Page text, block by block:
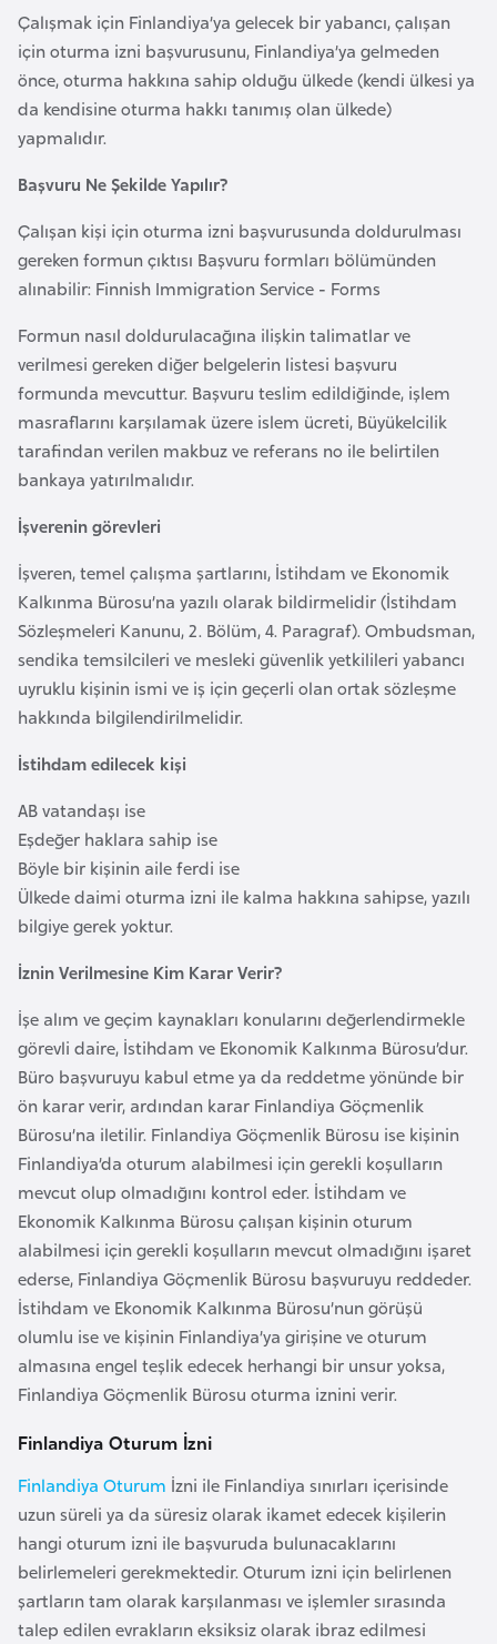
Çalışmak için Finlandiya’ya gelecek bir yabancı, çalışan
için oturma izni başvurusunu, Finlandiya’ya gelmeden
önce, oturma hakkına sahip olduğu ülkede (kendi ülkesi ya
da kendisine oturma hakkı tanımış olan ülkede)
yapmalıdır.
Başvuru Ne Şekilde Yapılır?
Çalışan kişi için oturma izni başvurusunda doldurulması
gereken formun çıktısı Başvuru formları bölümünden
alınabilir: Finnish Immigration Service - Forms
Formun nasıl doldurulacağına ilişkin talimatlar ve
verilmesi gereken diğer belgelerin listesi başvuru
formunda mevcuttur. Başvuru teslim edildiğinde, işlem
masraflarını karşılamak üzere islem ücreti, Büyükelcilik
tarafindan verilen makbuz ve referans no ile belirtilen
bankaya yatırılmalıdır.
İşverenin görevleri
İşveren, temel çalışma şartlarını, İstihdam ve Ekonomik
Kalkınma Bürosu’na yazılı olarak bildirmelidir (İstihdam
Sözleşmeleri Kanunu, 2. Bölüm, 4. Paragraf). Ombudsman,
sendika temsilcileri ve mesleki güvenlik yetkilileri yabancı
uyruklu kişinin ismi ve iş için geçerli olan ortak sözleşme
hakkında bilgilendirilmelidir.
İstihdam edilecek kişi
AB vatandaşı ise
Eşdeğer haklara sahip ise
Böyle bir kişinin aile ferdi ise
Ülkede daimi oturma izni ile kalma hakkına sahipse, yazılı
bilgiye gerek yoktur.
İznin Verilmesine Kim Karar Verir?
İşe alım ve geçim kaynakları konularını değerlendirmekle
görevli daire, İstihdam ve Ekonomik Kalkınma Bürosu’dur.
Büro başvuruyu kabul etme ya da reddetme yönünde bir
ön karar verir, ardından karar Finlandiya Göçmenlik
Bürosu’na iletilir. Finlandiya Göçmenlik Bürosu ise kişinin
Finlandiya’da oturum alabilmesi için gerekli koşulların
mevcut olup olmadığını kontrol eder. İstihdam ve
Ekonomik Kalkınma Bürosu çalışan kişinin oturum
alabilmesi için gerekli koşulların mevcut olmadığını işaret
ederse, Finlandiya Göçmenlik Bürosu başvuruyu reddeder.
İstihdam ve Ekonomik Kalkınma Bürosu’nun görüşü
olumlu ise ve kişinin Finlandiya’ya girişine ve oturum
almasına engel teşlik edecek herhangi bir unsur yoksa,
Finlandiya Göçmenlik Bürosu oturma iznini verir.
Finlandiya Oturum İzni
Finlandiya Oturum İzni ile Finlandiya sınırları içerisinde
uzun süreli ya da süresiz olarak ikamet edecek kişilerin
hangi oturum izni ile başvuruda bulunacaklarını
belirlemeleri gerekmektedir. Oturum izni için belirlenen
şartların tam olarak karşılanması ve işlemler sırasında
talep edilen evrakların eksiksiz olarak ibraz edilmesi
c
a
n
B
h
r
B
a
n
g
l
e
ş
B
e
l
a
u
s
B
e
l
i
k
a
B
e
n
i
n
s
a
e
r
s
e
k